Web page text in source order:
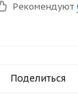
Рекомендуют
Поделиться